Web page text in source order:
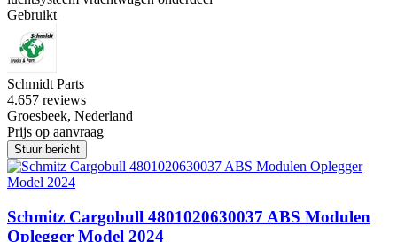
Gebruikt
Schmidt Parts
4.657 reviews
Groesbeek, Nederland
Prijs op aanvraag
Stuur bericht
Schmitz Cargobull 4801020630037 ABS Modulen
Oplegger Model 2024